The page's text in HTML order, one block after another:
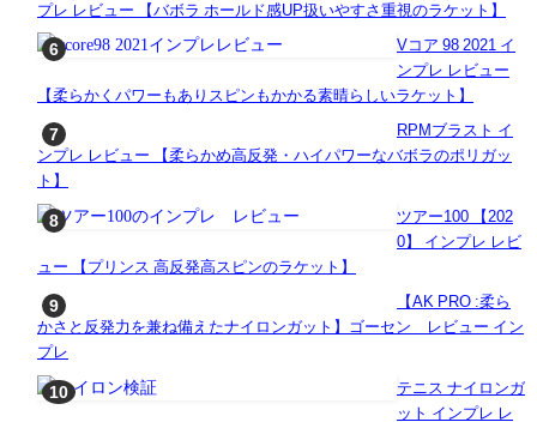
プレ レビュー 【バボラ ホールド感UP扱いやすさ重視のラケット】
Vコア 98 2021 イ
ンプレ レビュー
【柔らかくパワーもありスピンもかかる素晴らしいラケット】
RPMブラスト イ
ンプレ レビュー 【柔らかめ高反発・ハイパワーなバボラのポリガッ
ト】
ツアー100 【202
0】 インプレ レビ
ュー 【プリンス 高反発高スピンのラケット】
【AK PRO :柔ら
かさと反発力を兼ね備えたナイロンガット】ゴーセン レビュー イン
プレ
テニス ナイロンガ
ット インプレ レ